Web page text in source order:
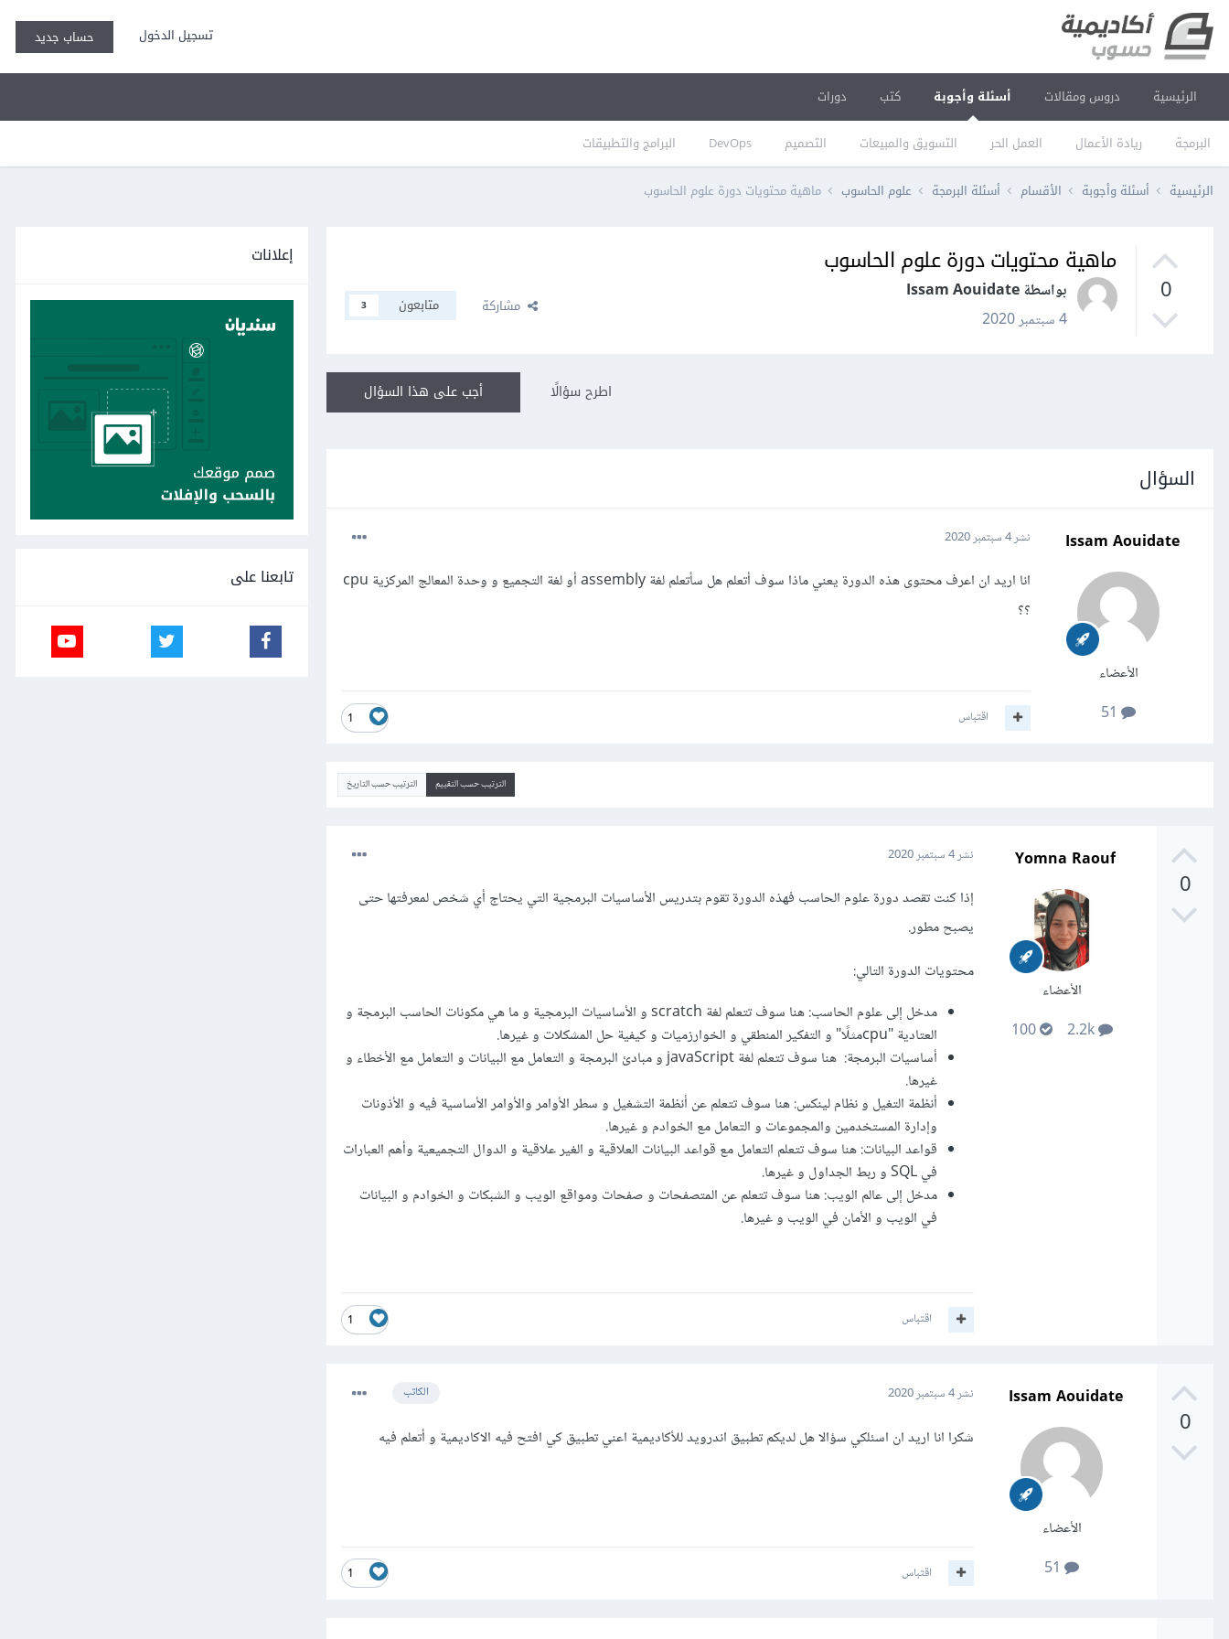
تسجيل الدخول حساب جديد
الرئيسية دروس ومقالات أسئلة وأجوبة
البرمجة ريادة الأعمال العمل الحر التسويق والمبيعات التصميم DevOps البرامج والتطبيقات
كتب دورات
الرئيسية أسئلة وأجوبة الأقسام أسئلة البرمجة علوم الحاسوب ماهية محتويات دورة علوم الحاسوب
0
ماهية محتويات دورة علوم الحاسوب
بواسطة Issam Aouidate
4 سبتمبر 2020
مشاركة متابعون 3
أجب على هذا السؤال اطرح سؤالًا
السؤال
Issam Aouidate
الأعضاء
نشر4 سبتمبر 2020
انا اريد ان اعرف محتوى هذه الدورة يعني ماذا سوف أتعلم هل سأتعلم لغة assembly أو لغة التجميع و وحدة المعالج المركزية cpu
؟؟
1 اقتباس
الترتيب حسب التقييم الترتيب حسب التاريخ
0
Yomna Raouf
الأعضاء
2.2k
100
نشر4 سبتمبر 2020
إذا كنت تقصد دورة علوم الحاسب فهذه الدورة تقوم بتدريس الأساسيات البرمجية التي يحتاج أي شخص لمعرفتها حتى
يصبح مطور.
محتويات الدورة التالي:
مدخل إلى علوم الحاسب: هنا سوف تتعلم لغة scratch و الأساسيات البرمجية و ما هي مكونات الحاسب البرمجة و
العتادية "cpuمثلًا" و التفكير المنطقي و الخوارزميات و كيفية حل المشكلات و غيرها.
أساسيات البرمجة: هنا سوف تتعلم لغة javaScript و مبادئ البرمجة و التعامل مع البيانات و التعامل مع الأخطاء و
غيرها.
أنظمة التغيل و نظام لينكس: هنا سوف تتعلم عن أنظمة التشغيل و سطر الأوامر والأوامر الأساسية فيه و الأذونات
وإدارة المستخدمين والمجموعات و التعامل مع الخوادم و غيرها.
قواعد البيانات: هنا سوف تتعلم التعامل مع قواعد البيانات العلاقية و الغير علاقية و الدوال التجميعية وأهم العبارات
في SQL و ربط الجداول و غيرها.
مدخل إلى عالم الويب: هنا سوف تتعلم عن المتصفحات و صفحات ومواقع الويب و الشبكات و الخوادم و البيانات
في الويب و الأمان في الويب و غيرها.
1 اقتباس
0
Issam Aouidate
الأعضاء
الكاتب نشر4 سبتمبر 2020
شكرا انا اريد ان اسئلكي سؤالا هل لديكم تطبيق اندرويد للأكاديمية اعني تطبيق كي افتح فيه الاكاديمية و أتعلم فيه
1 اقتباس
إعلانات
تابعنا على